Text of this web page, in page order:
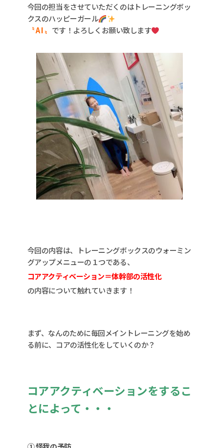
今回の担当をさせていただくのはトレーニングボッ
クスのハッピーガール
〝 A I 〟 です！よろしくお願い致します
今回の内容は、トレーニングボックスのウォーミン
グアップメニューの１つである、
コアアクティベーション＝体幹部の活性化
の内容について触れていきます！
まず、なんのために毎回メイントレーニングを始め
る前に、コアの活性化をしていくのか？
コアアクティベーションをするこ
とによって・・・